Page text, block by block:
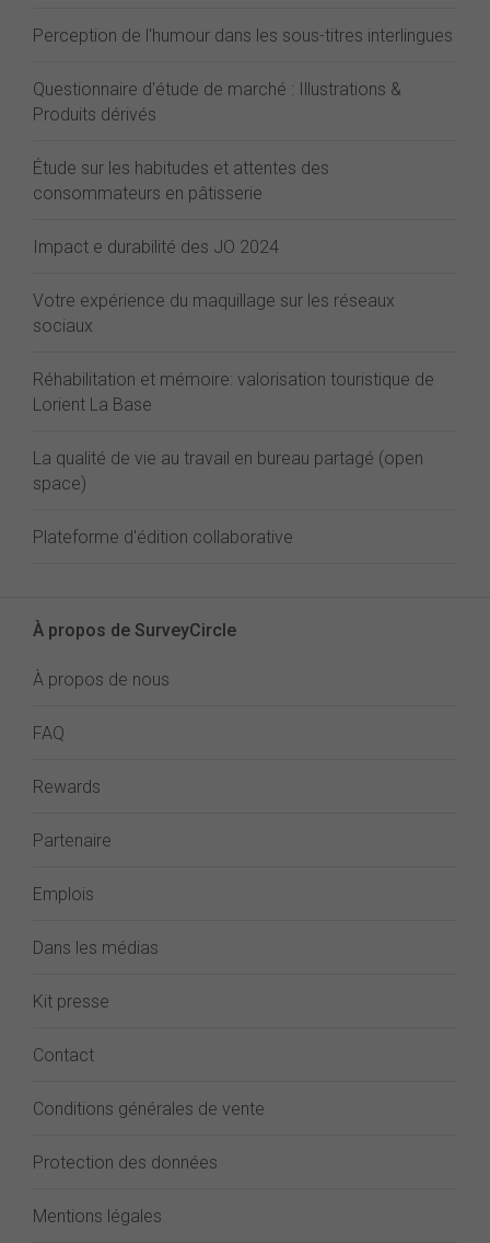
Perception de l'humour dans les sous-titres interlingues
Questionnaire d'étude de marché : Illustrations &
Produits dérivés
Étude sur les habitudes et attentes des
consommateurs en pâtisserie
Impact e durabilité des JO 2024
Votre expérience du maquillage sur les réseaux
sociaux
Réhabilitation et mémoire: valorisation touristique de
Lorient La Base
La qualité de vie au travail en bureau partagé (open
space)
Plateforme d'édition collaborative
À propos de SurveyCircle
À propos de nous
FAQ
Rewards
Partenaire
Emplois
Dans les médias
Kit presse
Contact
Conditions générales de vente
Protection des données
Mentions légales